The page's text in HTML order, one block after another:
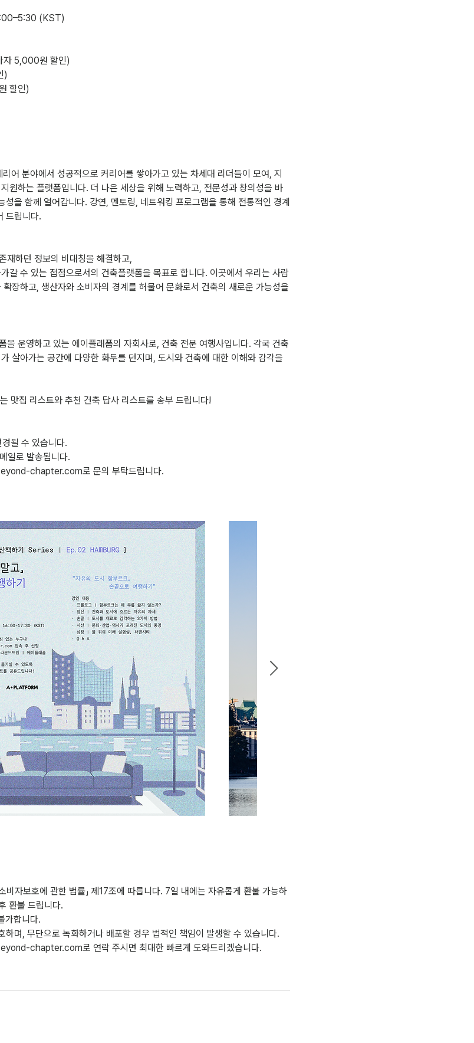
(KST)
자 5,000원 할인)
)
할인)
어 분야에서 성공적으로 커리어를 쌓아가고 있는 차세대 리더들이 모여, 지
원하는 플랫폼입니다. 더 나은 세상을 위해 노력하고, 전문성과 창의성을 바
성을 함께 열어갑니다. 강연, 멘토링, 네트워킹 프로그램을 통해 전통적인 경계
드립니다.
재하던 정보의 비대칭을 해결하고,
갈 수 있는 접점으로서의 건축플랫폼을 목표로 합니다. 이곳에서 우리는 사람
장하고, 생산자와 소비자의 경계를 허물어 문화로서 건축의 새로운 가능성을
을 운영하고 있는 에이플래폼의 자회사로, 건축 전문 여행사입니다. 각국 건축
살아가는 공간에 다양한 화두를 던지며, 도시와 건축에 대한 이해와 감각을
맛집 리스트와 추천 건축 답사 리스트를 송부 드립니다!
될 수 있습니다.
일로 발송됩니다.
chapter.com로 문의 부탁드립니다.
비자보호에 관한 법률」 제17조에 따릅니다. 7일 내에는 자유롭게 환불 가능하
환불 드립니다.
가합니다.
며, 무단으로 녹화하거나 배포할 경우 법적인 책임이 발생할 수 있습니다.
chapter.com로 연락 주시면 최대한 빠르게 도와드리겠습니다.